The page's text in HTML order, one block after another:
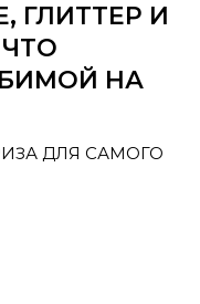
ГЛИТТЕР И
НА
ДЛЯ САМОГО